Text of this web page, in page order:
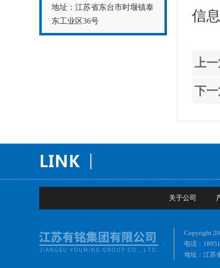
地址：江苏省东台市时堰镇泰
东工业区36号
信
上
下
关于公司
Copyright
电话：
地址：江苏